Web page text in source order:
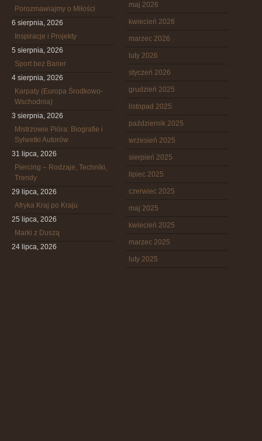
Porozmawiajmy o Miłości
6 sierpnia, 2026
Inspiracje i Projekty
5 sierpnia, 2026
Sport bez Barier
4 sierpnia, 2026
Karpaty (Europa Środkowo-
Wschodnia)
3 sierpnia, 2026
Mistrzowie Pióra: Biografie i
Sylwetki Autorów
31 lipca, 2026
Piercing – Rodzaje, Techniki,
Trendy
29 lipca, 2026
Afryka Kraj po Kraju
25 lipca, 2026
Marki z Duszą
24 lipca, 2026
maj 2026
kwiecień 2026
marzec 2026
luty 2026
styczeń 2026
grudzień 2025
listopad 2025
październik 2025
wrzesień 2025
sierpień 2025
lipiec 2025
czerwiec 2025
maj 2025
kwiecień 2025
marzec 2025
luty 2025